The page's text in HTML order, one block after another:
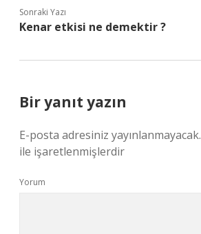
Sonraki Yazı
Kenar etkisi ne demektir ?
Bir yanıt yazın
E-posta adresiniz yayınlanmayacak.
ile işaretlenmişlerdir
Yorum